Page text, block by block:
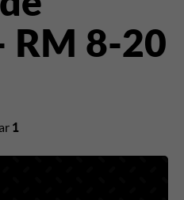
RM 8-20
1